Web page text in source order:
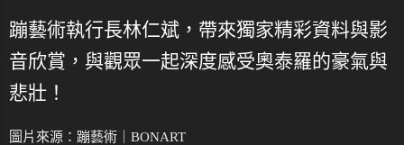
蹦藝術執行長林仁斌，帶來獨家精彩資料與影
音欣賞，與觀眾一起深度感受奧泰羅的豪氣與
悲壯！
圖片來源： 蹦藝術｜BONART